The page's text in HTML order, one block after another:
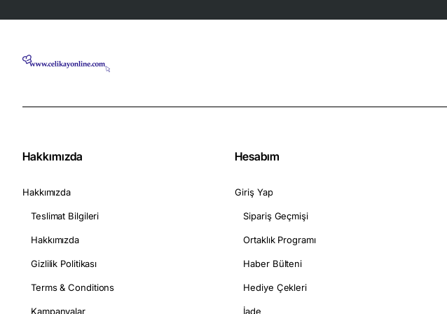
Hakkımızda
Hakkımızda
Teslimat Bilgileri
Hakkımızda
Gizlilik Politikası
Terms & Conditions
Kampanyalar
Hesabım
Giriş Yap
Sipariş Geçmişi
Ortaklık Programı
Haber Bülteni
Hediye Çekleri
İade